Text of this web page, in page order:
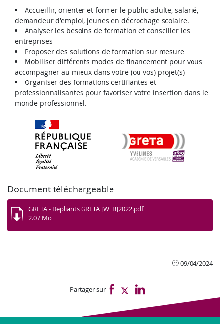
Accueillir, orienter et former le public adulte, salarié,
demandeur d'emploi, jeunes en décrochage scolaire.
Analyser les besoins de formation et conseiller les
entreprises
Proposer des solutions de formation sur mesure
Mobiliser différents modes de financement pour vous
accompagner au mieux dans votre (ou vos) projet(s)
Organiser des formations certifiantes et
professionnalisantes pour favoriser votre insertion dans le
monde professionnel.
Document téléchargeable
GRETA - Depliants GRETA [WEB]2022.pdf
2.07 Mo
09/04/2024
Partager sur